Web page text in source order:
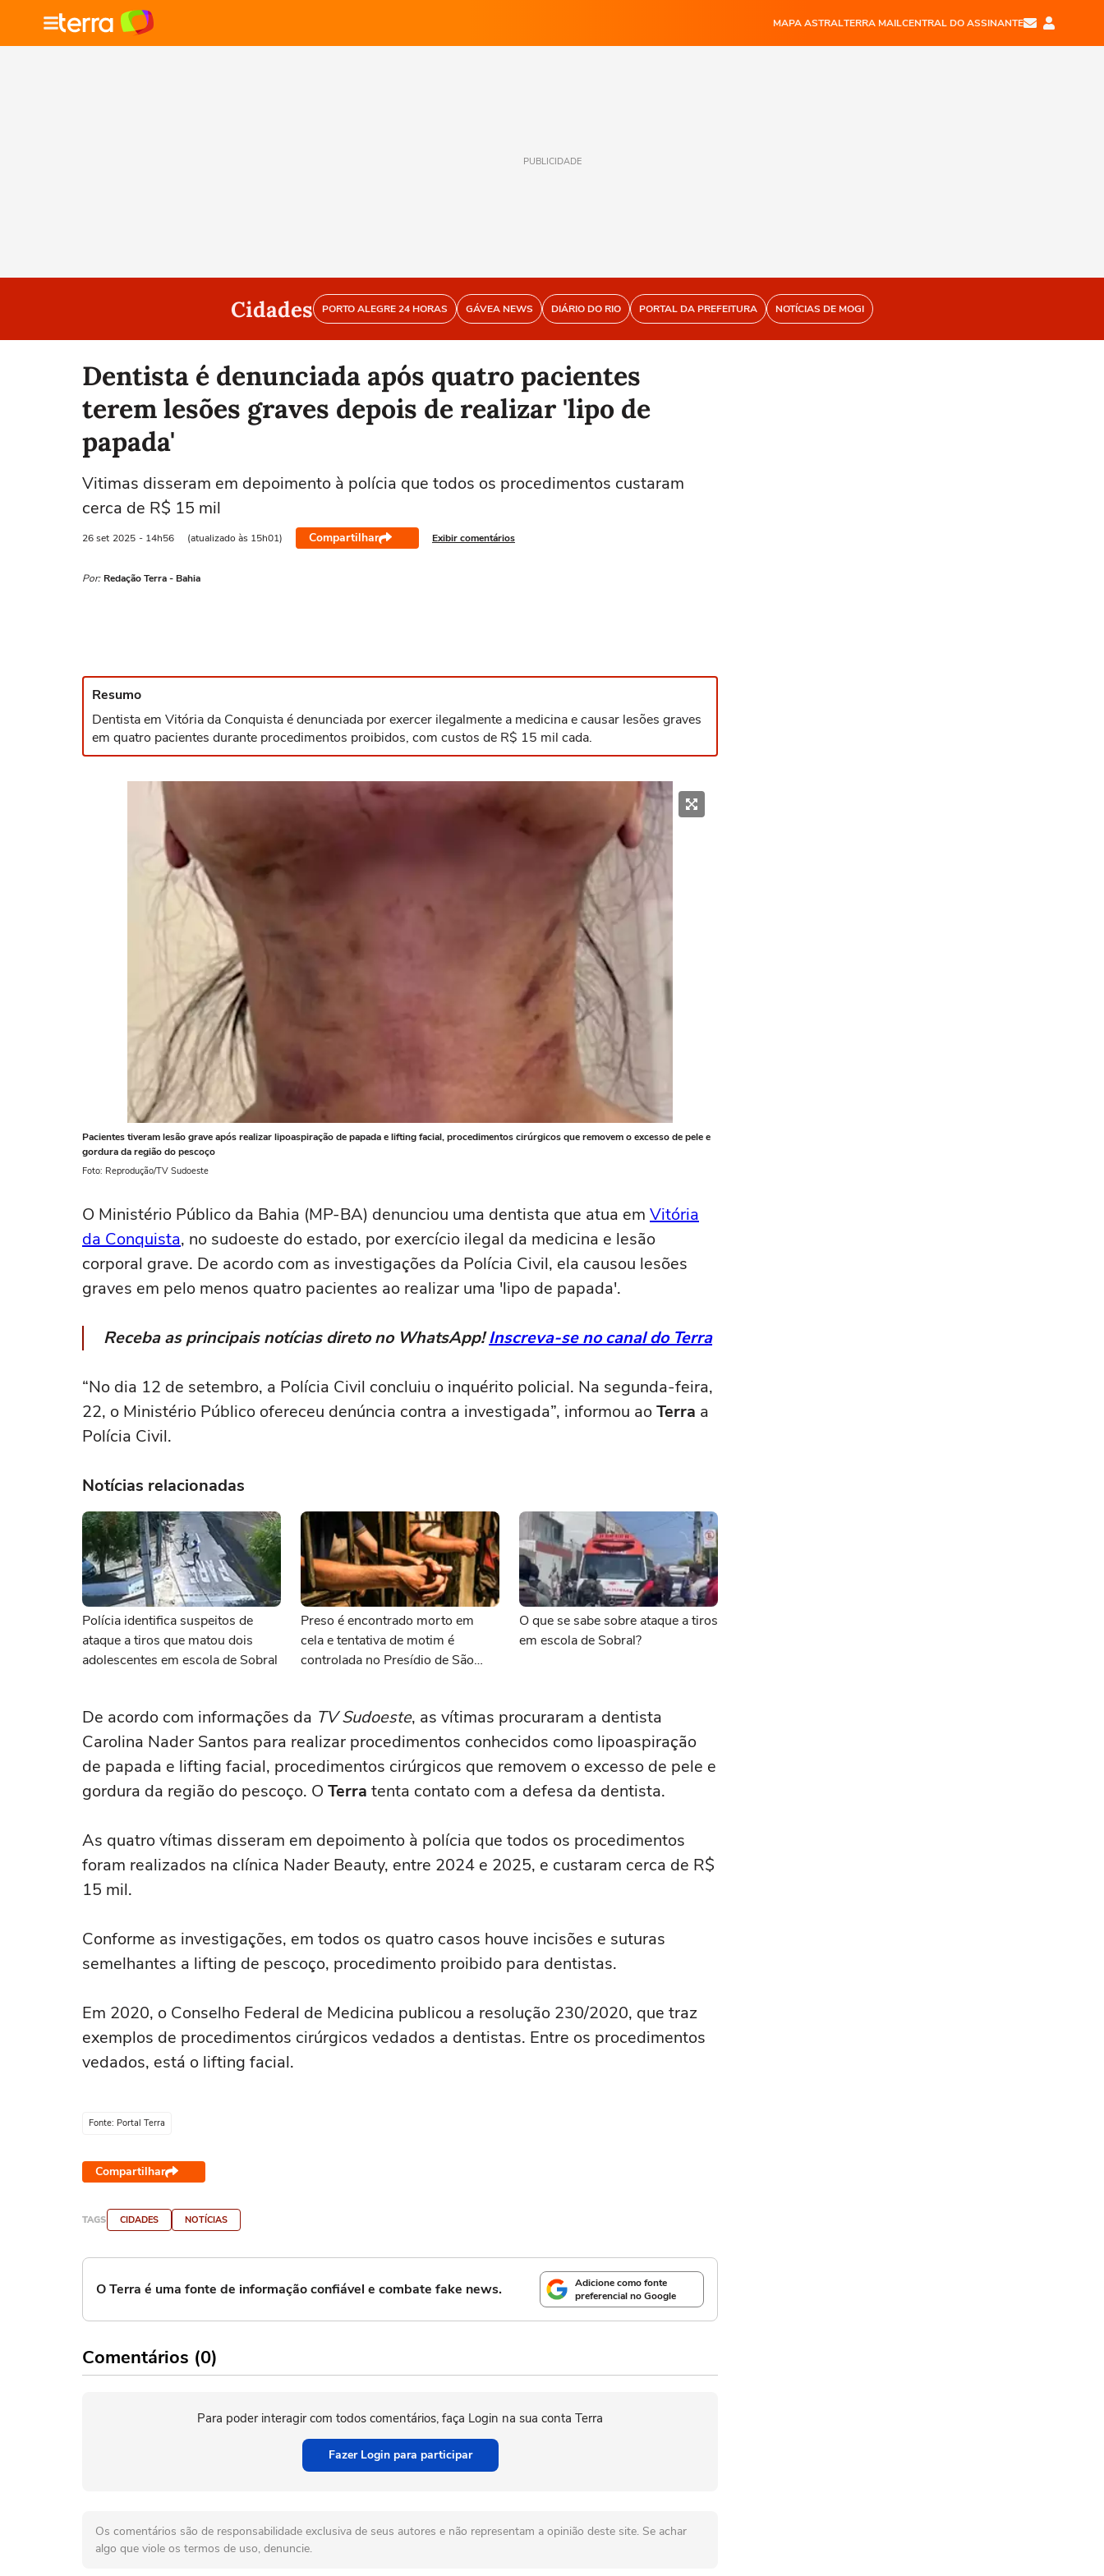
MAPA ASTRALTERRA MAILCENTRAL DO ASSINANTE
PUBLICIDADE
Cidades PORTO ALEGRE 24 HORAS GÁVEA NEWS DIÁRIO DO RIO PORTAL DA PREFEITURA NOTÍCIAS DE MOGI
Dentista é denunciada após quatro pacientes
terem lesões graves depois de realizar 'lipo de
papada'
Vitimas disseram em depoimento à polícia que todos os procedimentos custaram
cerca de R$ 15 mil
26 set 2025 - 14h56 (atualizado às 15h01) Compartilhar Exibir comentários
Por: Redação Terra - Bahia
Resumo
Dentista em Vitória da Conquista é denunciada por exercer ilegalmente a medicina e causar lesões graves
em quatro pacientes durante procedimentos proibidos, com custos de R$ 15 mil cada.
Pacientes tiveram lesão grave após realizar lipoaspiração de papada e lifting facial, procedimentos cirúrgicos que removem o excesso de pele e
gordura da região do pescoço
Foto: Reprodução/TV Sudoeste
O Ministério Público da Bahia (MP-BA) denunciou uma dentista que atua em Vitória
da Conquista, no sudoeste do estado, por exercício ilegal da medicina e lesão
corporal grave. De acordo com as investigações da Polícia Civil, ela causou lesões
graves em pelo menos quatro pacientes ao realizar uma 'lipo de papada'.
Receba as principais notícias direto no WhatsApp!Inscreva-se no canal do Terra
“No dia 12 de setembro, a Polícia Civil concluiu o inquérito policial. Na segunda-feira,
22, o Ministério Público ofereceu denúncia contra a investigada”, informou aoTerra a
Polícia Civil.
Notícias relacionadas
Polícia identifica suspeitos de
ataque a tiros que matou dois
adolescentes em escola de Sobral
Preso é encontrado morto em
cela e tentativa de motim é
controlada no Presídio de São
O que se sabe sobre ataque a tiros
em escola de Sobral?
De acordo com informações da TV Sudoeste, as vítimas procuraram a dentista
Carolina Nader Santos para realizar procedimentos conhecidos como lipoaspiração
de papada e lifting facial, procedimentos cirúrgicos que removem o excesso de pele e
gordura da região do pescoço. O Terra tenta contato com a defesa da dentista.
As quatro vítimas disseram em depoimento à polícia que todos os procedimentos
foram realizados na clínica Nader Beauty, entre 2024 e 2025, e custaram cerca de R$
15 mil.
Conforme as investigações, em todos os quatro casos houve incisões e suturas
semelhantes a lifting de pescoço, procedimento proibido para dentistas.
Em 2020, o Conselho Federal de Medicina publicou a resolução 230/2020, que traz
exemplos de procedimentos cirúrgicos vedados a dentistas. Entre os procedimentos
vedados, está o lifting facial.
Fonte: Portal Terra
Compartilhar
TAGS CIDADES NOTÍCIAS
O Terra é uma fonte de informação confiável e combate fake news.
Adicione como fonte
preferencial no Google
Comentários (0)
Para poder interagir com todos comentários, faça Login na sua conta Terra
Fazer Login para participar
Os comentários são de responsabilidade exclusiva de seus autores e não representam a opinião deste site. Se achar
algo que viole os termos de uso, denuncie.